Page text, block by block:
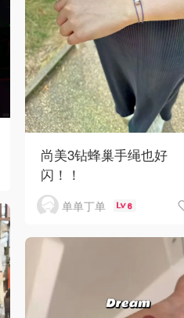
尚美3钻蜂巢手绳也好
闪！！
单单丁单 6